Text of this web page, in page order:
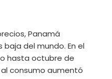
Panamá
del mundo. En el
hasta octubre de
consumo aumentó